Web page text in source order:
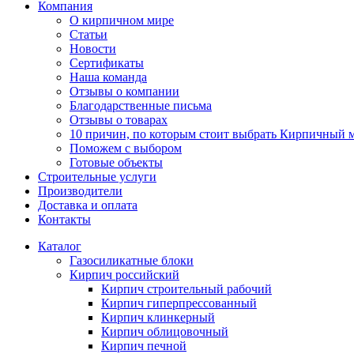
Компания
О кирпичном мире
Статьи
Новости
Сертификаты
Наша команда
Отзывы о компании
Благодарственные письма
Отзывы о товарах
10 причин, по которым стоит выбрать Кирпичный
Поможем с выбором
Готовые объекты
Строительные услуги
Производители
Доставка и оплата
Контакты
Каталог
Газосиликатные блоки
Кирпич российский
Кирпич строительный рабочий
Кирпич гиперпрессованный
Кирпич клинкерный
Кирпич облицовочный
Кирпич печной